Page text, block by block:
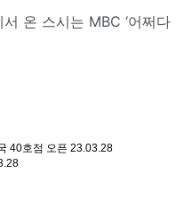
온 스시는 MBC ‘어쩌
40호점 오픈 23.03.28